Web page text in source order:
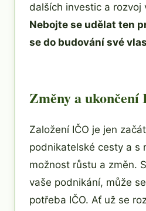
dalších investic a rozvoj
Nebojte se udělat ten
se do budování své
Změny a ukončení
Založení IČO je jen
podnikatelské cesty a s
možnost růstu a změn.
vaše podnikání, může
potřeba IČO. Ať už se